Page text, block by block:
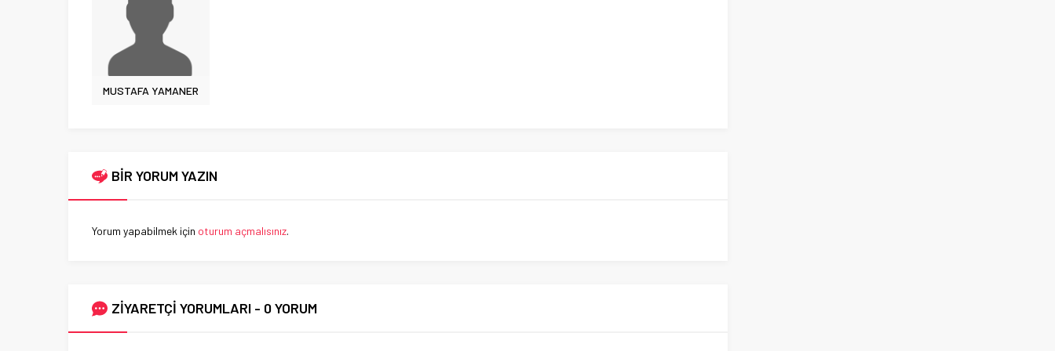
MUSTAFA YAMANER
BİR YORUM YAZIN
Yorum yapabilmek için oturum açmalısınız.
ZİYARETÇİ YORUMLARI - 0 YORUM